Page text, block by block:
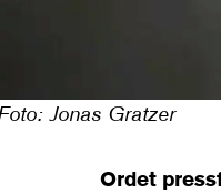
Jonas Gratzer
Ordet